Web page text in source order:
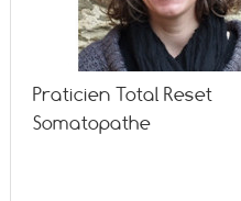
Praticien Total Reset
Somatopathe